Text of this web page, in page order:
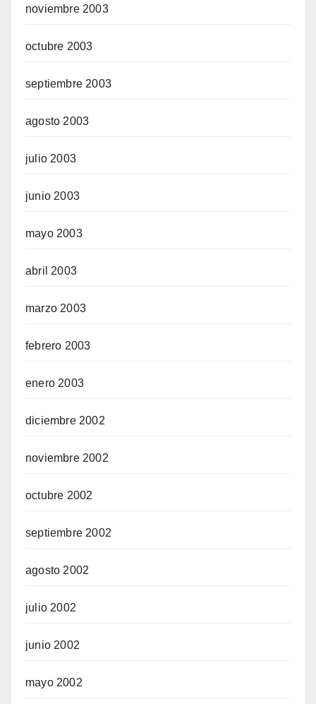
noviembre 2003
octubre 2003
septiembre 2003
agosto 2003
julio 2003
junio 2003
mayo 2003
abril 2003
marzo 2003
febrero 2003
enero 2003
diciembre 2002
noviembre 2002
octubre 2002
septiembre 2002
agosto 2002
julio 2002
junio 2002
mayo 2002